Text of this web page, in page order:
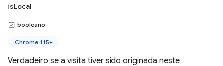
isLocal
booleano
Chrome 115+
Verdadeiro se a visita tiver sido originada neste